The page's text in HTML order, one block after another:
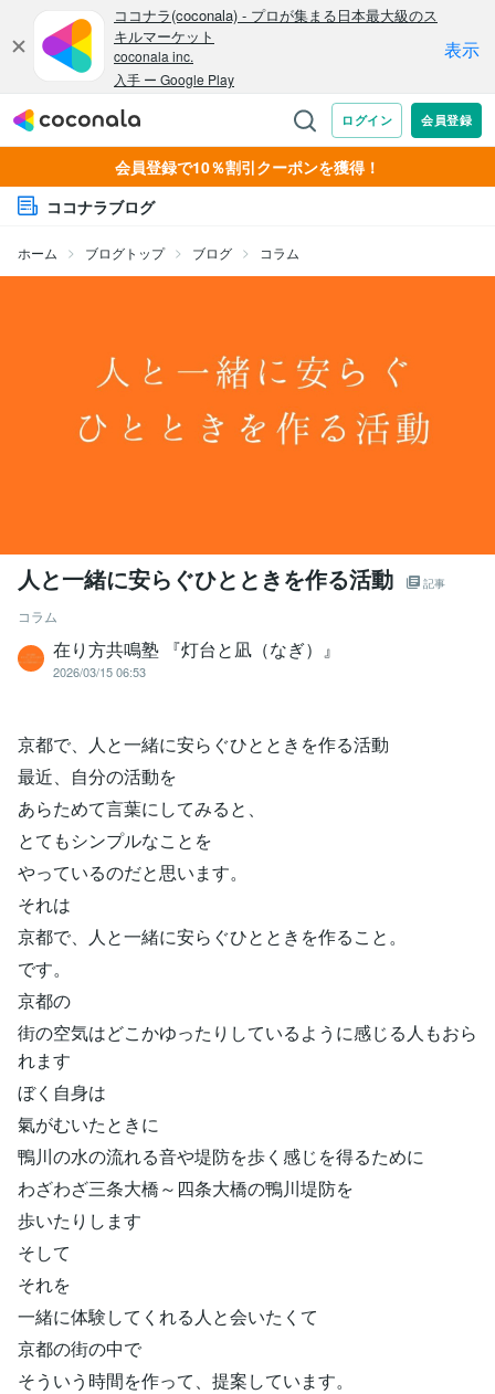
会員登録で10％割引クーポンを獲得！
ココナラブログ
ホーム ブログトップ ブログ コラム
人と一緒に安らぐひとときを作る活動 記事
コラム
在り方共鳴塾 『灯台と凪（なぎ）』
2026/03/15 06:53
京都で、人と一緒に安らぐひとときを作る活動
最近、自分の活動を
あらためて言葉にしてみると、
とてもシンプルなことを
やっているのだと思います。
それは
京都で、人と一緒に安らぐひとときを作ること。
です。
京都の
街の空気はどこかゆったりしているように感じる人もおら
れます
ぼく自身は
氣がむいたときに
鴨川の水の流れる音や堤防を歩く感じを得るために
わざわざ三条大橋～四条大橋の鴨川堤防を
歩いたりします
そして
それを
一緒に体験してくれる人と会いたくて
京都の街の中で
そういう時間を作って、提案しています。